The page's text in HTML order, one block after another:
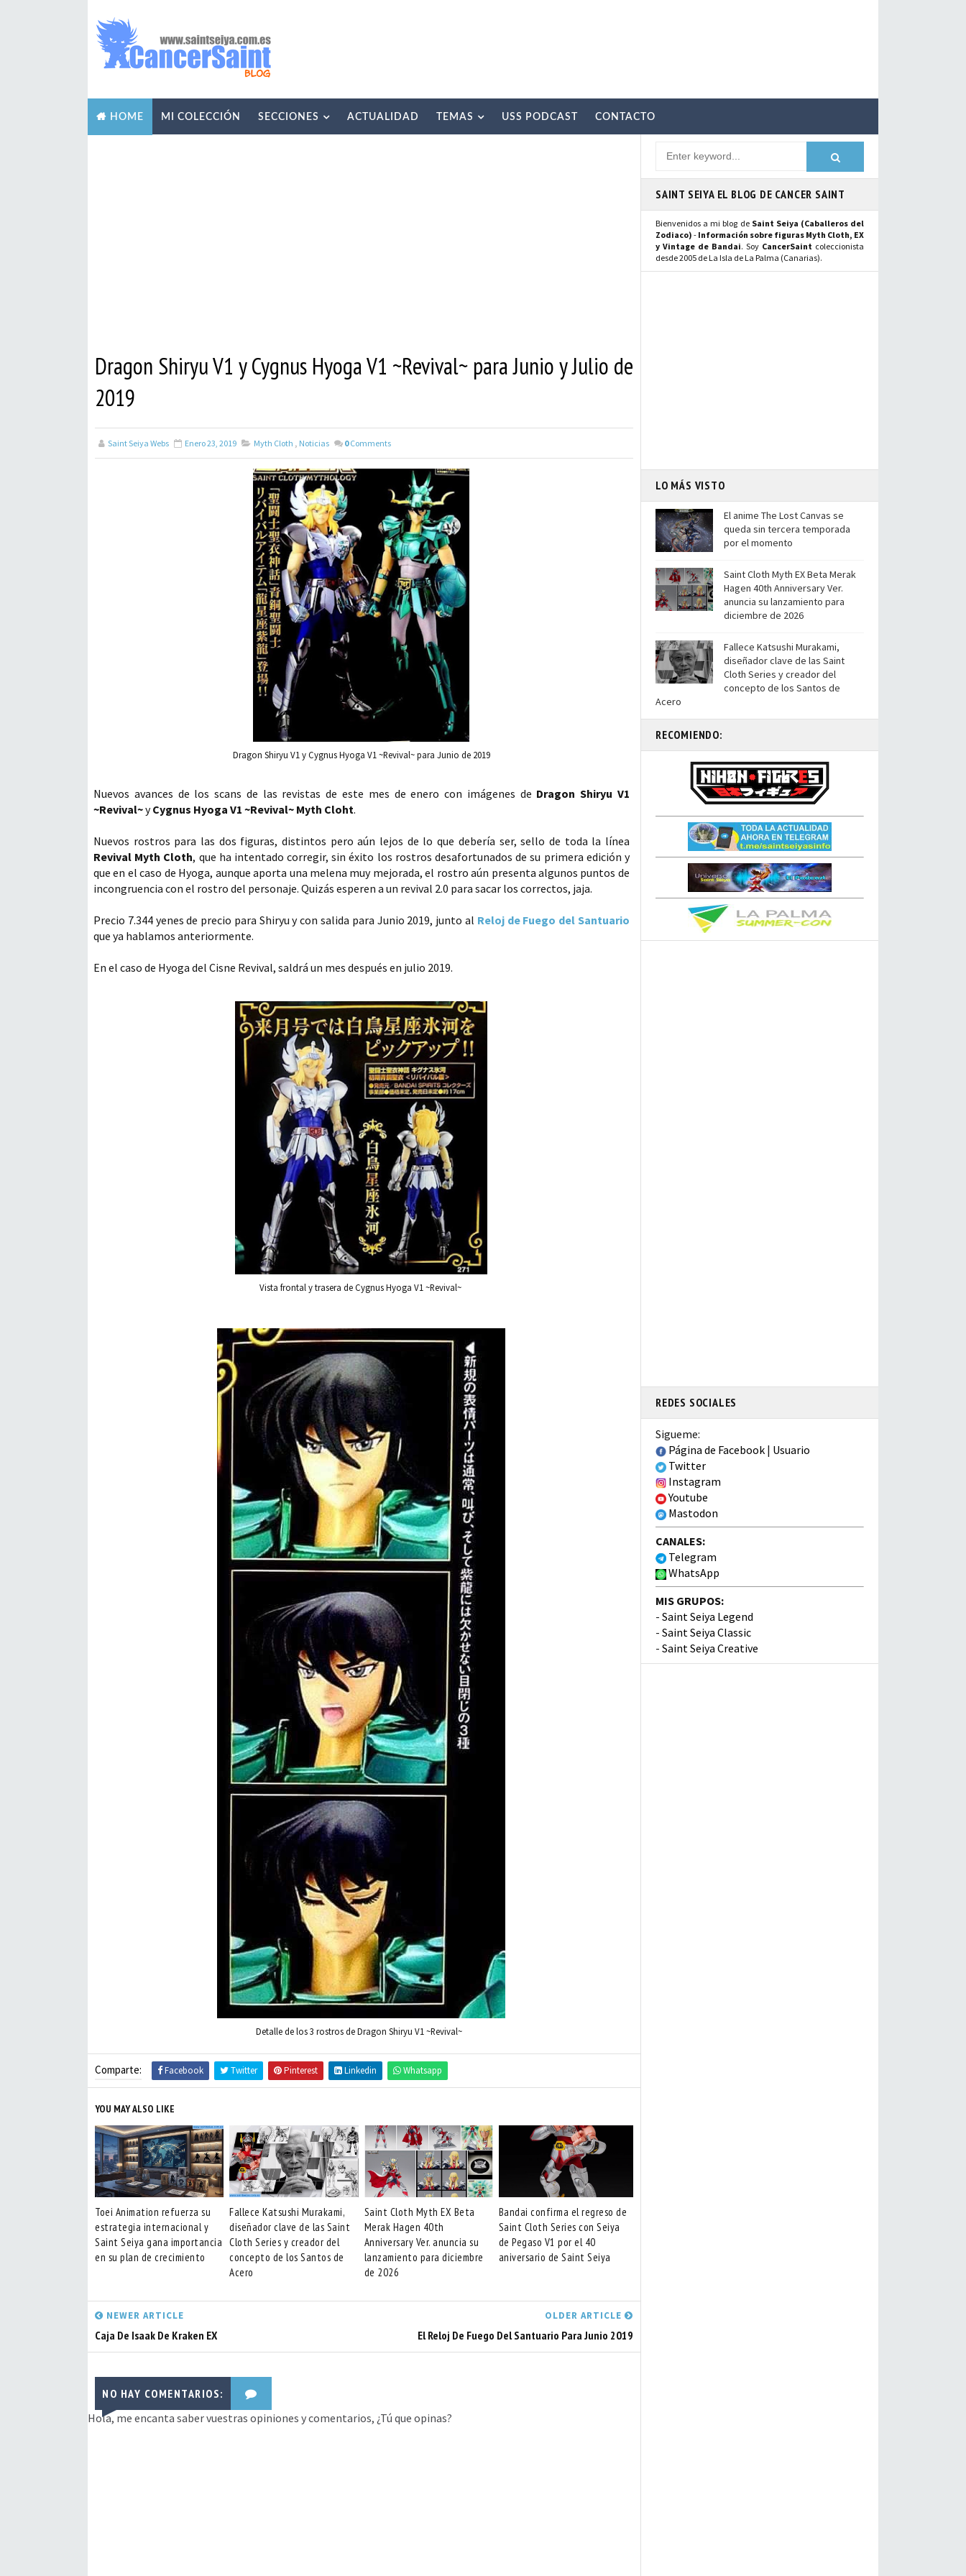
HOME MI COLECCIÓN SECCIONES ACTUALIDAD TEMAS USS PODCAST CONTACTO
Dragon Shiryu V1 y Cygnus Hyoga V1 ~Revival~ para Junio y Julio de
2019
Saint Seiya Webs Enero 23, 2019 Myth Cloth , Noticias 0 Comments
Dragon Shiryu V1 y Cygnus Hyoga V1 ~Revival~ para Junio de 2019
Nuevos avances de los scans de las revistas de este mes de enero con imágenes de Dragon Shiryu V1
~Revival~yCygnus Hyoga V1 ~Revival~ Myth Cloht.
Nuevos rostros para las dos figuras, distintos pero aún lejos de lo que debería ser, sello de toda la línea
Revival Myth Cloth, que ha intentado corregir, sin éxito los rostros desafortunados de su primera edición y
que en el caso de Hyoga, aunque aporta una melena muy mejorada, el rostro aún presenta algunos puntos de
incongruencia con el rostro del personaje. Quizás esperen a un revival 2.0 para sacar los correctos, jaja.
Precio 7.344 yenes de precio para Shiryu y con salida para Junio 2019, junto al Reloj de Fuego del Santuario
que ya hablamos anteriormente.
En el caso de Hyoga del Cisne Revival, saldrá un mes después en julio 2019.
Vista frontal y trasera de Cygnus Hyoga V1 ~Revival~
Detalle de los 3 rostros de Dragon Shiryu V1 ~Revival~
Comparte: Facebook Twitter Pinterest Linkedin Whatsapp
YOU MAY ALSO LIKE
Toei Animation refuerza su
estrategia internacional y
Saint Seiya gana importancia
en su plan de crecimiento
Fallece Katsushi Murakami,
diseñador clave de las Saint
Cloth Series y creador del
concepto de los Santos de
Acero
Saint Cloth Myth EX Beta
Merak Hagen 40th
Anniversary Ver. anuncia su
lanzamiento para diciembre
de 2026
Bandai confirma el regreso de
Saint Cloth Series con Seiya
de Pegaso V1 por el 40
aniversario de Saint Seiya
NEWER ARTICLE
Caja De Isaak De Kraken EX
OLDER ARTICLE
El Reloj De Fuego Del Santuario Para Junio 2019
NO HAY COMENTARIOS:
Hola, me encanta saber vuestras opiniones y comentarios, ¿Tú que opinas?
SAINT SEIYA EL BLOG DE CANCER SAINT
Bienvenidos a mi blog de Saint Seiya (Caballeros del
Zodiaco) - Información sobre figuras Myth Cloth, EX
y Vintage de Bandai. Soy CancerSaint coleccionista
desde 2005 de La Isla de La Palma (Canarias).
LO MÁS VISTO
El anime The Lost Canvas se
queda sin tercera temporada
por el momento
Saint Cloth Myth EX Beta Merak
Hagen 40th Anniversary Ver.
anuncia su lanzamiento para
diciembre de 2026
Fallece Katsushi Murakami,
diseñador clave de las Saint
Cloth Series y creador del
concepto de los Santos de
Acero
RECOMIENDO:
REDES SOCIALES
Sigueme:
Página de Facebook | Usuario
Twitter
Instagram
Youtube
Mastodon
CANALES:
Telegram
WhatsApp
MIS GRUPOS:
- Saint Seiya Legend
- Saint Seiya Classic
- Saint Seiya Creative